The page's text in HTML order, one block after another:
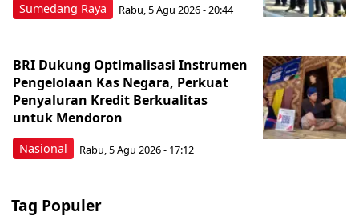
Sumedang Raya Rabu, 5 Agu 2026 - 20:44
Nasional
BRI Dukung Optimalisasi Instrumen
Pengelolaan Kas Negara, Perkuat
Penyaluran Kredit Berkualitas
untuk Mendoron
Rabu, 5 Agu 2026 - 17:12
Tag Populer